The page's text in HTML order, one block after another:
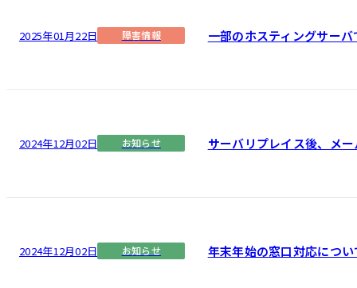
2025年01月22日 障害情報 一部のホスティングサー
2024年12月02日 お知らせ サーバリプレイス後、メ
2024年12月02日 お知らせ 年末年始の窓口対応につい